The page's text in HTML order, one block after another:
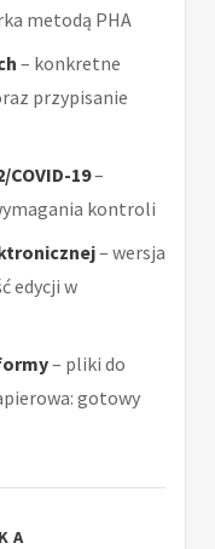
metodą PHA
– konkretne
przypisanie
COVID-19–
kontroli
– wersja
edycji w
– pliki do
gotowy